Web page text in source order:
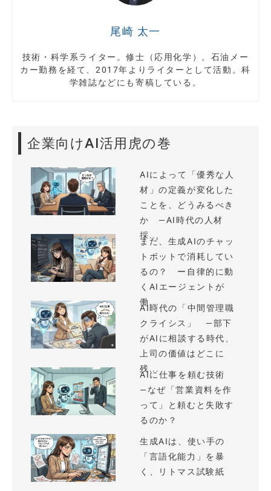
尾崎 太一
技術・科学系ライター。修士（応用化学）。石油メー
カー勤務を経て、2017年よりライターとして活動。科
学雑誌などにも寄稿している。
企業向けAI活用虎の巻
AIによって「優秀な人
材」の定義が変化した
ことを、どうみるべき
か —AI時代の人材
採...
まだ、生成AIのチャッ
トボットで消耗してい
るの？ ー自律的に動
くAIエージェントが
働...
AI時代の「中間管理職
クライシス」 —部下
がAIに相談する時代、
上司の価値はどこに
残...
AIに仕事を頼む技術
—なぜ「営業資料を作
って」と頼むと失敗す
るのか？
生成AIは、使い手の
「言語化能力」を暴
く、リトマス試験紙